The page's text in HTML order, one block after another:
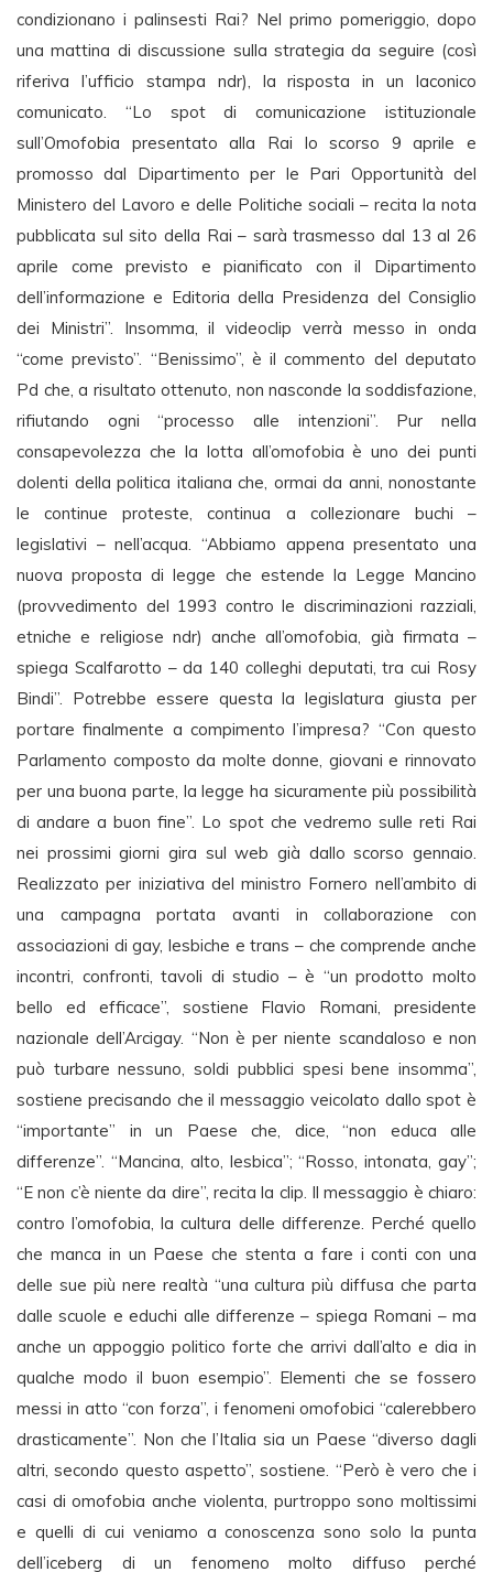
condizionano i palinsesti Rai? Nel primo pomeriggio, dopo
una mattina di discussione sulla strategia da seguire (così
riferiva l’ufficio stampa ndr), la risposta in un laconico
comunicato. “Lo spot di comunicazione istituzionale
sull’Omofobia presentato alla Rai lo scorso 9 aprile e
promosso dal Dipartimento per le Pari Opportunità del
Ministero del Lavoro e delle Politiche sociali – recita la nota
pubblicata sul sito della Rai – sarà trasmesso dal 13 al 26
aprile come previsto e pianificato con il Dipartimento
dell’informazione e Editoria della Presidenza del Consiglio
dei Ministri”. Insomma, il videoclip verrà messo in onda
“come previsto”. “Benissimo”, è il commento del deputato
Pd che, a risultato ottenuto, non nasconde la soddisfazione,
rifiutando ogni “processo alle intenzioni”. Pur nella
consapevolezza che la lotta all’omofobia è uno dei punti
dolenti della politica italiana che, ormai da anni, nonostante
le continue proteste, continua a collezionare buchi –
legislativi – nell’acqua. “Abbiamo appena presentato una
nuova proposta di legge che estende la Legge Mancino
(provvedimento del 1993 contro le discriminazioni razziali,
etniche e religiose ndr) anche all’omofobia, già firmata –
spiega Scalfarotto – da 140 colleghi deputati, tra cui Rosy
Bindi”. Potrebbe essere questa la legislatura giusta per
portare finalmente a compimento l’impresa? “Con questo
Parlamento composto da molte donne, giovani e rinnovato
per una buona parte, la legge ha sicuramente più possibilità
di andare a buon fine”. Lo spot che vedremo sulle reti Rai
nei prossimi giorni gira sul web già dallo scorso gennaio.
Realizzato per iniziativa del ministro Fornero nell’ambito di
una campagna portata avanti in collaborazione con
associazioni di gay, lesbiche e trans – che comprende anche
incontri, confronti, tavoli di studio – è “un prodotto molto
bello ed efficace”, sostiene Flavio Romani, presidente
nazionale dell’Arcigay. “Non è per niente scandaloso e non
può turbare nessuno, soldi pubblici spesi bene insomma”,
sostiene precisando che il messaggio veicolato dallo spot è
“importante” in un Paese che, dice, “non educa alle
differenze”. “Mancina, alto, lesbica”; “Rosso, intonata, gay”;
“E non c’è niente da dire”, recita la clip. Il messaggio è chiaro:
contro l’omofobia, la cultura delle differenze. Perché quello
che manca in un Paese che stenta a fare i conti con una
delle sue più nere realtà “una cultura più diffusa che parta
dalle scuole e educhi alle differenze – spiega Romani – ma
anche un appoggio politico forte che arrivi dall’alto e dia in
qualche modo il buon esempio”. Elementi che se fossero
messi in atto “con forza”, i fenomeni omofobici “calerebbero
drasticamente”. Non che l’Italia sia un Paese “diverso dagli
altri, secondo questo aspetto”, sostiene. “Però è vero che i
casi di omofobia anche violenta, purtroppo sono moltissimi
e quelli di cui veniamo a conoscenza sono solo la punta
dell’iceberg di un fenomeno molto diffuso perché